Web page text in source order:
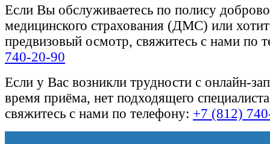
Если Вы обслуживаетесь по полису
медицинского страхования (ДМС) или
предвизовый осмотр, свяжитесь с нами по
740-20-90
Если у Вас возникли трудности с онлайн-
время приёма, нет подходящего
свяжитесь с нами по телефону: +7 (812)